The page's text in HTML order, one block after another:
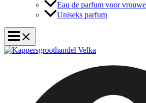
Eau de parfum voor
Uniseks parfum